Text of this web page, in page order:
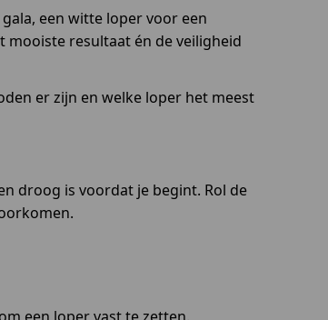
een witte loper voor een
resultaat én de veiligheid
er zijn en welke loper het meest
droog is voordat je begint. Rol de